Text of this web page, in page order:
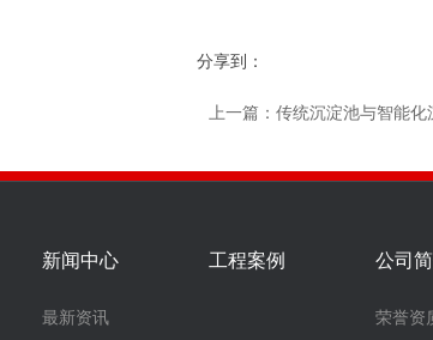
分享到：
上一篇： 传统沉淀池与智能化
新闻中心
最新资讯
工程案例 公司
荣誉资